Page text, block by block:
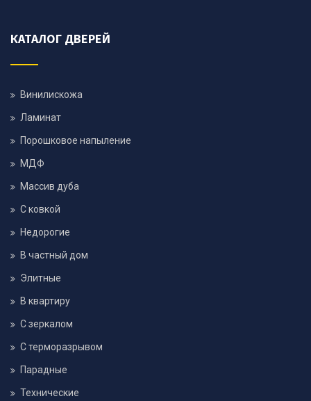
КАТАЛОГ ДВЕРЕЙ
Винилискожа
Ламинат
Порошковое напыление
МДФ
Массив дуба
С ковкой
Недорогие
В частный дом
Элитные
В квартиру
С зеркалом
С терморазрывом
Парадные
Технические